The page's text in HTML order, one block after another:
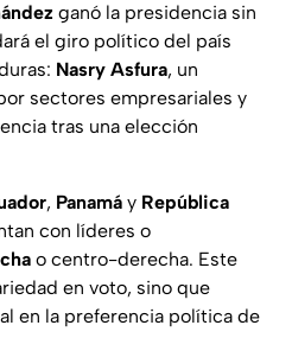
ganó la presidencia sin
el giro político del país
Nasry Asfura, un
sectores empresariales y
tras una elección
, Panamá y República
con líderes o
o centro-derecha. Este
en voto, sino que
en la preferencia política de